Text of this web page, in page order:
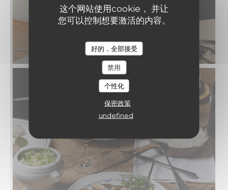
这个网站使用cookie， 并让
您可以控制想要激活的内容。
好的，全部接受
禁用
个性化
保密政策
undefined